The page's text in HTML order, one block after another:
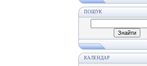
ПОШУК
КАЛЕНДАР